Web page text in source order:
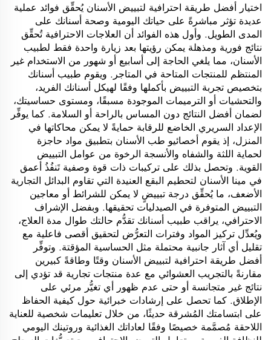
اختيار أفضل طريقة احترافية لتبييض الأسنان يُحقِّق فوائد عملية
عديدة تؤثر مباشرةً على حياتك اليومية وصحة أسنانك على
المدى الطويل. وأول هذه الفوائد أن العلاجات الاحترافية تُحقِّق
نتائج فورية ومذهلة يمكن رؤيتها بعد زيارة واحدة فقط لطبيب
الأسنان، مما يلغي الحاجة إلى أسابيع أو شهور من الاستخدام غير
المنتظم للمنتجات المتاحة في المتاجر. ويقوم طبيب أسنانك
بتخصيص تجربة التبييض بأكملها وفقًا لهيكل أسنانك الفريد،
والتحشيات أو الترميمات الموجودة مسبقًا، ومستوى حساسيتك،
لضمان أفضل النتائج دون المساس بالراحة أو السلامة. كما يوفِّر
الإعداد السريري الخاضع للرقابة حمايةً لا يمكن محاكاتها في
المنزل، إذ يقوم أخصائيو طب الأسنان بتطبيق مواد حاجزة
لحماية اللثة والشفاه والأنسجة الرخوة من عوامل التبييض
القوية. وتحصل بذلك على تركيبات ذات قوة وصفية تَنفُذُ أعمق
في مينا الأسنان لتحطيم البقع العنيدة التي تقاوم البدائل التجارية
الأضعف، ما يُحقِّق درجة تبييضٍ لا يمكن للشرائط أو معاجين
التبييض المتوفرة في الصيدليات تحقيقها. وبفضل الإشراف
الاحترافي، يراقب طبيب أسنانك تقدُّم حالتك طوال مدة العلاج،
ويُعدِّل تركيز المواد وفترات التعرُّض لتحقيق أقصى فاعلية مع
تقليل أي آثار جانبية محتملة مثل الحساسية المؤقتة. وتوفِّر
أفضل طريقة احترافية لتبييض الأسنان وقتًا وطاقةً كبيرين
مقارنةً بالتجريب العشوائي مع عدة منتجات تجارية قد تؤدي إلى
نتائج غير متجانسة أو حتى عدم ظهور أي تغيُّر مرئي على
الإطلاق. كما تحصل على إرشادات خبرائية حول كيفية الحفاظ
على ابتسامتك المُشرقة حديثًا، من خلال تعليمات شخصية للعناية
اللاحقة مُصمَّمة خصيصًا وفقًا لعاداتك الغذائية وروتينك اليومي